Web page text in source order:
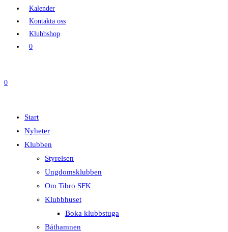
Kalender
Kontakta oss
Klubbshop
0
0
Start
Nyheter
Klubben
Styrelsen
Ungdomsklubben
Om Tibro SFK
Klubbhuset
Boka klubbstuga
Båthamnen